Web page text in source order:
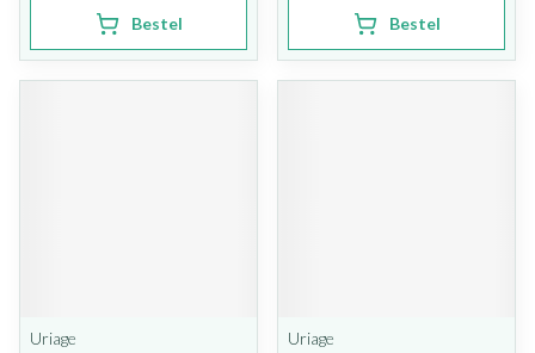
Bestel Bestel
Uriage
Uriage